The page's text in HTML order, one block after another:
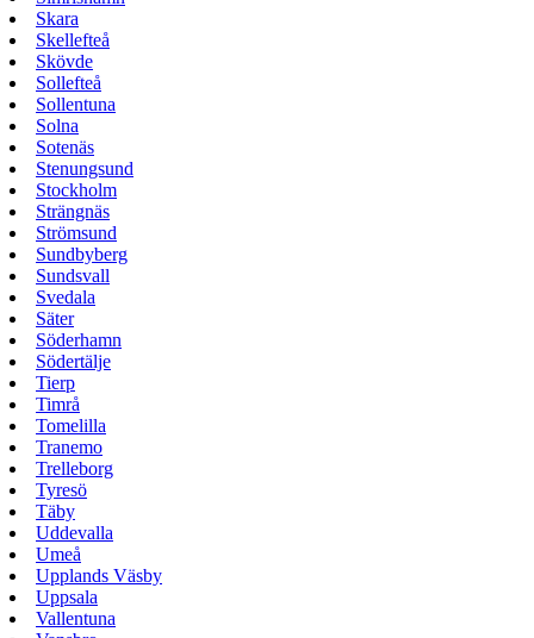
Skara
Skellefteå
Skövde
Sollefteå
Sollentuna
Solna
Sotenäs
Stenungsund
Stockholm
Strängnäs
Strömsund
Sundbyberg
Sundsvall
Svedala
Säter
Söderhamn
Södertälje
Tierp
Timrå
Tomelilla
Tranemo
Trelleborg
Tyresö
Täby
Uddevalla
Umeå
Upplands Väsby
Uppsala
Vallentuna